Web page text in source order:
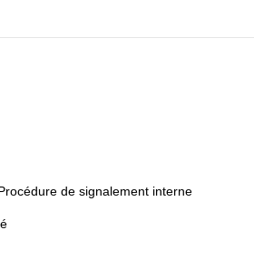
de signalement interne